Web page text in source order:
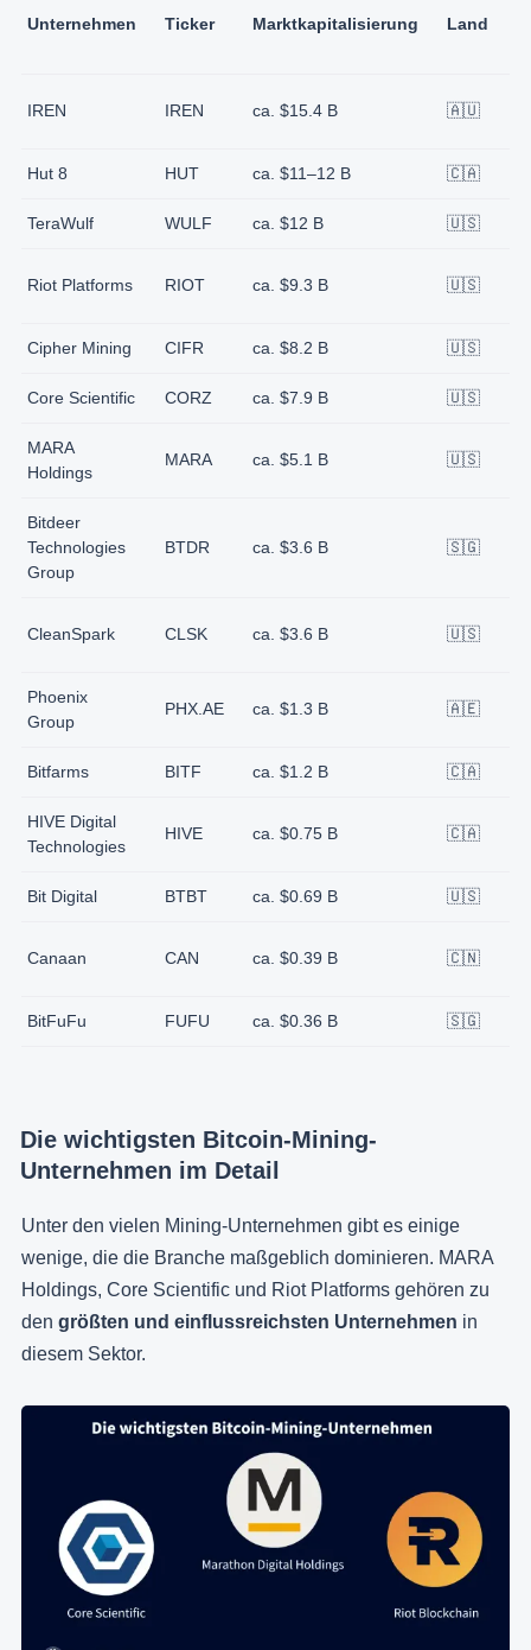
Unternehmen Ticker Marktkapitalisierung Land
IREN IREN ca. $15.4 B 🇦🇺
Hut 8 HUT ca. $11–12 B 🇨🇦
TeraWulf WULF ca. $12 B 🇺🇸
Riot Platforms RIOT ca. $9.3 B 🇺🇸
Cipher Mining CIFR ca. $8.2 B 🇺🇸
Core Scientific CORZ ca. $7.9 B 🇺🇸
MARA
Holdings
MARA ca. $5.1 B 🇺🇸
Bitdeer
Technologies
Group
BTDR ca. $3.6 B 🇸🇬
CleanSpark CLSK ca. $3.6 B 🇺🇸
Phoenix
Group
PHX.AE ca. $1.3 B 🇦🇪
Bitfarms BITF ca. $1.2 B 🇨🇦
HIVE Digital
Technologies
HIVE ca. $0.75 B 🇨🇦
Bit Digital BTBT ca. $0.69 B 🇺🇸
Canaan CAN ca. $0.39 B 🇨🇳
BitFuFu FUFU ca. $0.36 B 🇸🇬
Die wichtigsten Bitcoin-Mining-
Unternehmen im Detail
Unter den vielen Mining-Unternehmen gibt es einige
wenige, die die Branche maßgeblich dominieren. MARA
Holdings, Core Scientific und Riot Platforms gehören zu
den größten und einflussreichsten Unternehmen in
diesem Sektor.